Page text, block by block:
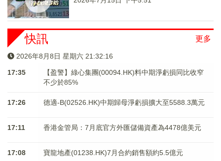
更多
快訊
2026年8月8日 星期六 21:32:17
17:35
【盈警】綠心集團(00094.HK)料中期淨虧損同比收窄
不少於85%
17:26 德適-B(02526.HK)中期歸母淨虧損擴大至5588.3萬元
17:11 香港金管局：7月底官方外匯儲備資產為4478億美元
17:08 寶龍地產(01238.HK)7月合約銷售額約5.5億元